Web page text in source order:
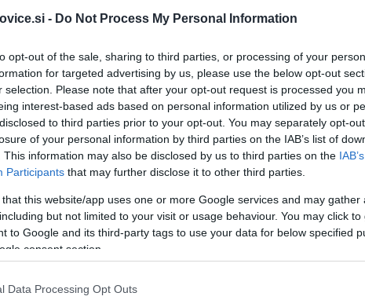
- Do Not Process My Personal Information
opt-out of the sale, sharing to third parties, or processing of your
for targeted advertising by us, please use the below opt-out
selection. Please note that after your opt-out request is processed you
interest-based ads based on personal information utilized by us or
to third parties prior to your opt-out. You may separately opt-
of your personal information by third parties on the IAB’s list of
This information may also be disclosed by us to third parties on the
Participants that may further disclose it to other third parties.
that this website/app uses one or more Google services and may gather
but not limited to your visit or usage behaviour. You may click to
to Google and its third-party tags to use your data for below specified
consent section.
Data Processing Opt Outs